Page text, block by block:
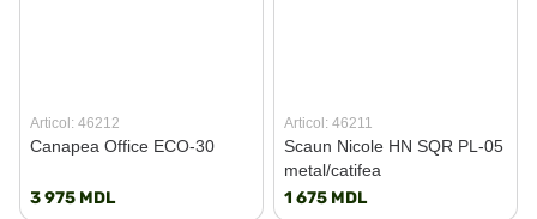
Articol: 46212
Canapea Office ECO-30
3 975 MDL
Articol: 46211
Scaun Nicole HN SQR PL-05
metal/catifea
1 675 MDL